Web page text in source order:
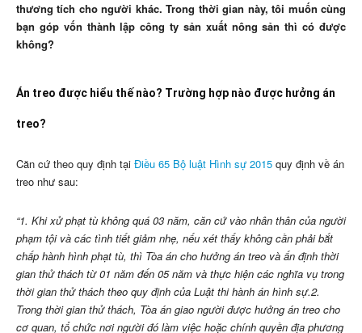
thương tích cho người khác. Trong thời gian này, tôi muốn cùng
bạn góp vốn thành lập công ty sản xuất nông sản thì có được
không?
Án treo được hiểu thế nào? Trường hợp nào được hưởng án
treo?
Căn cứ theo quy định tại Điều 65 Bộ luật Hình sự 2015 quy định về án
treo như sau:
“1. Khi xử phạt tù không quá 03 năm, căn cứ vào nhân thân của người
phạm tội và các tình tiết giảm nhẹ, nếu xét thấy không cần phải bắt
chấp hành hình phạt tù, thì Tòa án cho hưởng án treo và ấn định thời
gian thử thách từ 01 năm đến 05 năm và thực hiện các nghĩa vụ trong
thời gian thử thách theo quy định của Luật thi hành án hình sự.2.
Trong thời gian thử thách, Tòa án giao người được hưởng án treo cho
cơ quan, tổ chức nơi người đó làm việc hoặc chính quyền địa phương